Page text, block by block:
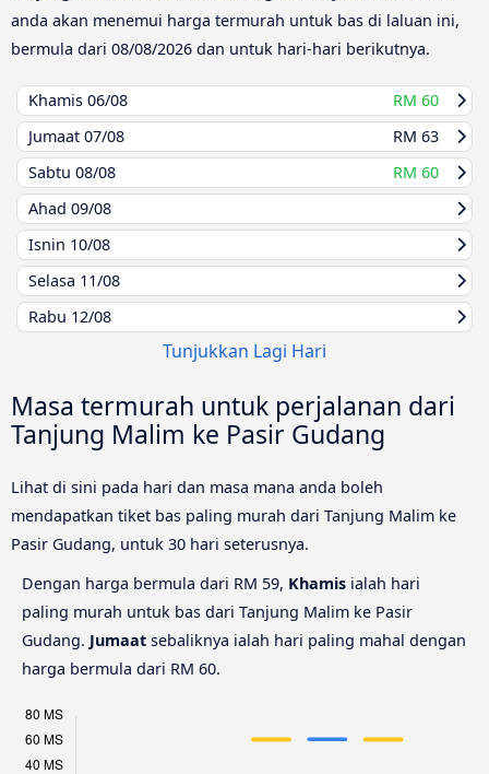
anda akan menemui harga termurah untuk bas di laluan ini,
bermula dari 08/08/2026 dan untuk hari-hari berikutnya.
Khamis 06/08
RM 60
Jumaat 07/08
RM 63
Sabtu 08/08
RM 60
Ahad 09/08
Isnin 10/08
Selasa 11/08
Rabu 12/08
Tunjukkan Lagi Hari
Masa termurah untuk perjalanan dari
Tanjung Malim ke Pasir Gudang
Lihat di sini pada hari dan masa mana anda boleh
mendapatkan tiket bas paling murah dari Tanjung Malim ke
Pasir Gudang, untuk 30 hari seterusnya.
Dengan harga bermula dari RM 59, Khamis ialah hari
paling murah untuk bas dari Tanjung Malim ke Pasir
Gudang. Jumaat sebaliknya ialah hari paling mahal dengan
harga bermula dari RM 60.